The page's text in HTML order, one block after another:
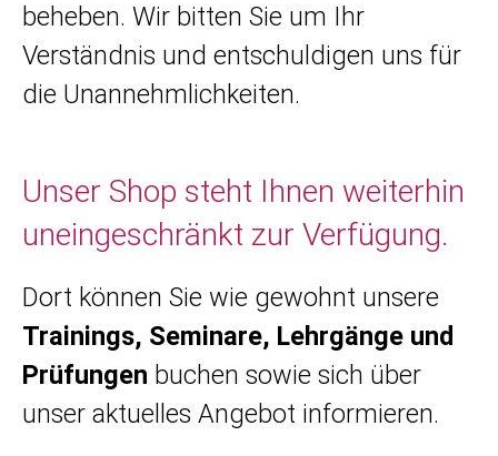
beheben. Wir bitten Sie um Ihr
Verständnis und entschuldigen uns für
die Unannehmlichkeiten.
Unser Shop steht Ihnen weiterhin
uneingeschränkt zur Verfügung.
Dort können Sie wie gewohnt unsere
Trainings, Seminare, Lehrgänge und
Prüfungen buchen sowie sich über
unser aktuelles Angebot informieren.